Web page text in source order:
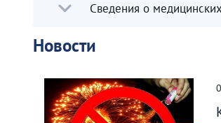
Сведения о
Новости